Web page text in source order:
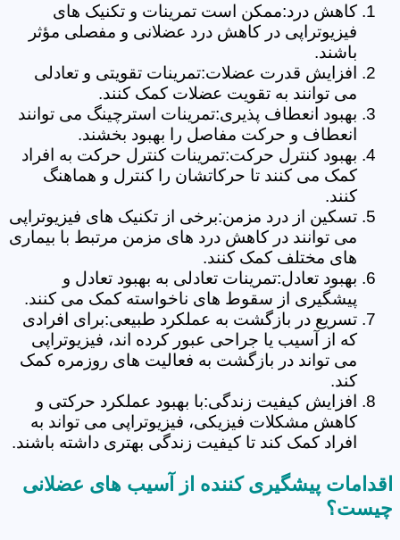
کاهش درد:ممکن است تمرینات و تکنیک های
فیزیوتراپی در کاهش درد عضلانی و مفصلی مؤثر
باشند.
افزایش قدرت عضلات:تمرینات تقویتی و تعادلی
می توانند به تقویت عضلات کمک کنند.
بهبود انعطاف پذیری:تمرینات استرچینگ می توانند
انعطاف و حرکت مفاصل را بهبود بخشند.
بهبود کنترل حرکت:تمرینات کنترل حرکت به افراد
کمک می کنند تا حرکاتشان را کنترل و هماهنگ
کنند.
تسکین از درد مزمن:برخی از تکنیک های فیزیوتراپی
می توانند در کاهش درد های مزمن مرتبط با بیماری
های مختلف کمک کنند.
بهبود تعادل:تمرینات تعادلی به بهبود تعادل و
پیشگیری از سقوط های ناخواسته کمک می کنند.
تسریع در بازگشت به عملکرد طبیعی:برای افرادی
که از آسیب یا جراحی عبور کرده اند، فیزیوتراپی
می تواند در بازگشت به فعالیت های روزمره کمک
کند.
افزایش کیفیت زندگی:با بهبود عملکرد حرکتی و
کاهش مشکلات فیزیکی، فیزیوتراپی می تواند به
افراد کمک کند تا کیفیت زندگی بهتری داشته باشند.
اقدامات پیشگیری کننده از آسیب های عضلانی
چیست؟